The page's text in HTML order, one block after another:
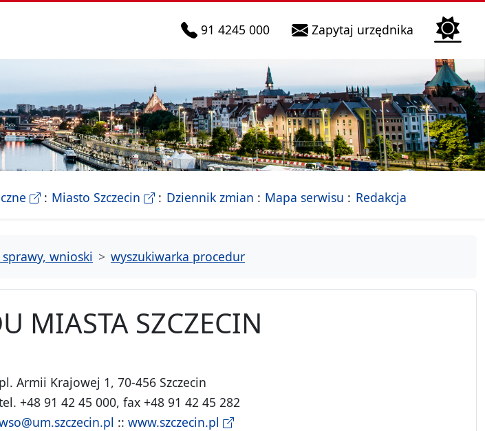
telefon do infolinii:
91 4245 000 Zapytaj urzędnika Biura
Urzedu Miasta Szczecin
- strona konsultacji Miasta Szczecin
Miasto Szczecin - Oficjalna strona Miasta Szczecin
Dziennik zmian Mapa serwisu - drzewko rozdziałów
Redakcja
wnioski wyszukiwarka procedur
MIASTA SZCZECIN
pl. Armii Krajowej 1, 70-456 Szczecin
+48 91 42 45 000, fax +48 91 42 45 282
::www.szczecin.pl